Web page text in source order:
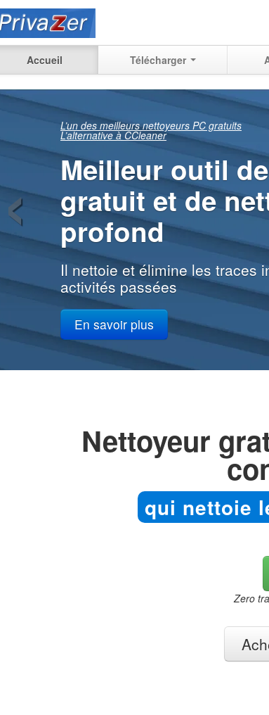
Accueil Télécharger
Voyez
qui peut
récupéré
de vos activités passées sur
la maison, au travail
En savoir plus
‹
Nettoyeur
qui nettoie
Zero